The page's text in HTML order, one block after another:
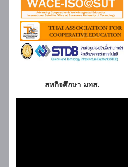
สหกิจศึกษา มทส.